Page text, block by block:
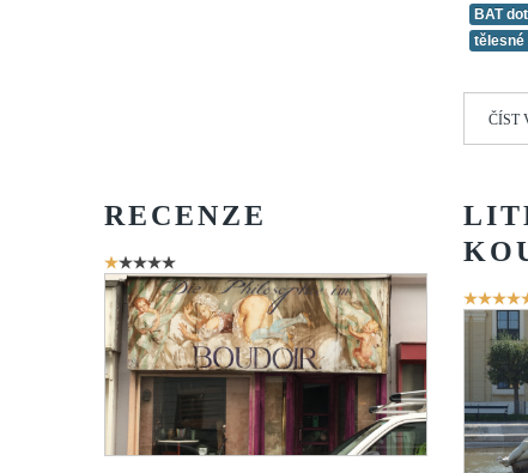
BAT
tělesné
ČÍST
RECENZE
Hodnocení
uživatelů:1/5